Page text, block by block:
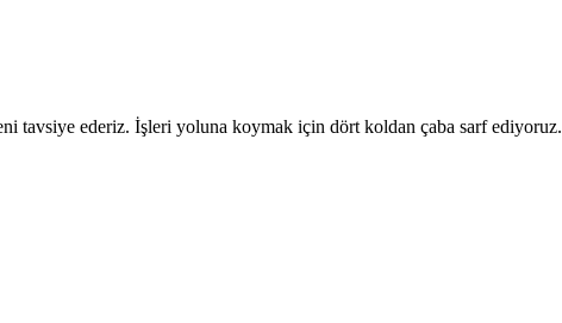
tavsiye ederiz. İşleri yoluna koymak için dört koldan çaba sarf ediyoruz.